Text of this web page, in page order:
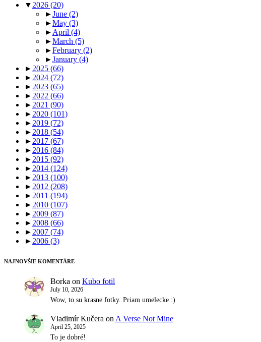
▼ 2026 (20)
►June (2)
►May (3)
► April (4)
►March (5)
►February (2)
►January (4)
► 2025 (66)
► 2024 (72)
► 2023 (65)
► 2022 (66)
► 2021 (90)
► 2020 (101)
► 2019 (72)
► 2018 (54)
► 2017 (67)
► 2016 (84)
► 2015 (92)
► 2014 (124)
► 2013 (100)
► 2012 (208)
► 2011 (194)
► 2010 (107)
► 2009 (87)
► 2008 (66)
► 2007 (74)
► 2006 (3)
NAJNOVŠIE KOMENTÁRE
Borka on Kubo fotil
July 10, 2026
Wow, to su krasne fotky. Priam umelecke :)
Vladimír Kučera on A Verse Not Mine
April 25, 2025
To je dobré!